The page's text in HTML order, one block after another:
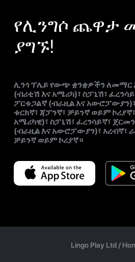
የሊንግሶ ጨዋታ
ያግኙ!
ሊንጎ ፕሌይ የውጭ ቋንቋዎችን ለመማር
(ብሪቲሽ እና አሜሪካ)፣ ስፓኒሽ፣
ፖርቱጋልኛ (ብራዚል እና አውሮፓውያን)፣
ቱርክኛ፣ ጃፓንኛ፣ ቻይንኛ ወይም
አሜሪካዊ)፣ ስፓኒሽ፣ ፈረንሳይኛ፣
(ብራዚል እና አውሮፓውያን)፣ አረብኛ፣
ቻይንኛ ወይም ኮሪያኛ።
Lingo Play Ltd /